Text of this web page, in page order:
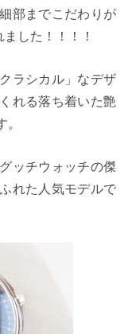
した！！！！
ラシカル」なデザ
れる落ち着いた艶
ッチウォッチの傑
れた人気モデルで